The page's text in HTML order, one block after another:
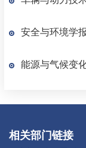
安全与环境学
能源与气候变
相关部门链接